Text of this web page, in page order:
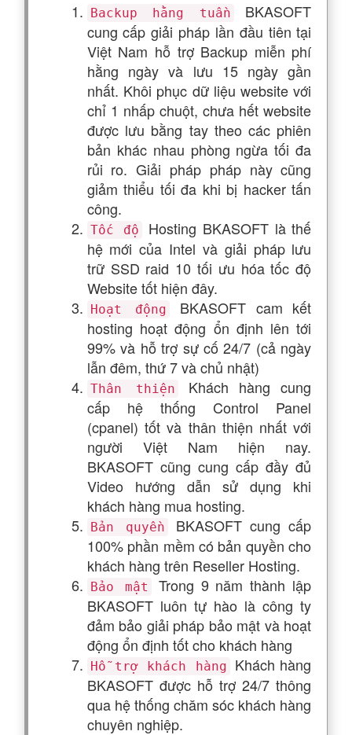
Backup hằng tuần
BKASOFT
cung cấp giải pháp lần đầu tiên tại
Việt Nam hỗ trợ Backup miễn phí
hằng ngày và lưu 15 ngày gần
nhất. Khôi phục dữ liệu website với
chỉ 1 nhấp chuột, chưa hết website
được lưu bằng tay theo các phiên
bản khác nhau phòng ngừa tối đa
rủi ro. Giải pháp pháp này cũng
giảm thiểu tối đa khi bị hacker tấn
công.
Tốc độ
Hosting BKASOFT là thế
hệ mới của Intel và giải pháp lưu
trữ SSD raid 10 tối ưu hóa tốc độ
Website tốt hiện đây.
Hoạt động
BKASOFT cam kết
hosting hoạt động ổn định lên tới
99% và hỗ trợ sự cố 24/7 (cả ngày
lẫn đêm, thứ 7 và chủ nhật)
Thân thiện
Khách hàng cung
cấp hệ thống Control Panel
(cpanel) tốt và thân thiện nhất với
người Việt Nam hiện nay.
BKASOFT cũng cung cấp đầy đủ
Video hướng dẫn sử dụng khi
khách hàng mua hosting.
Bản quyền
BKASOFT cung cấp
100% phần mềm có bản quyền cho
khách hàng trên Reseller Hosting.
Bảo mật
Trong 9 năm thành lập
BKASOFT luôn tự hào là công ty
đảm bảo giải pháp bảo mật và hoạt
động ổn định tốt cho khách hàng
Hỗ trợ khách hàng
Khách hàng
BKASOFT được hỗ trợ 24/7 thông
qua hệ thống chăm sóc khách hàng
chuyên nghiệp.